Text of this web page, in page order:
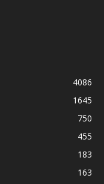
4086
1645
750
455
183
163